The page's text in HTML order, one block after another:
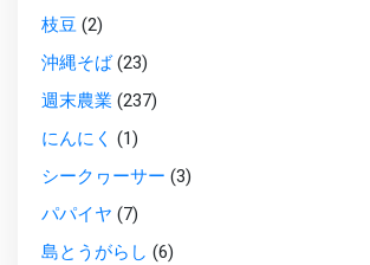
枝豆 (2)
沖縄そば(23)
週末農業 (237)
にんにく (1)
シークヮーサー (3)
パパイヤ (7)
島とうがらし (6)